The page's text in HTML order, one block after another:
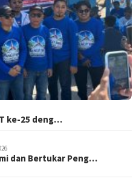
ke-25 deng…
dan Bertukar Peng…